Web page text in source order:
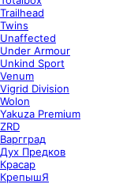
Trailhead
Twins
Unaffected
Under Armour
Unkind Sport
Venum
Vigrid Division
Wolon
Yakuza Premium
ZRD
Варгград
Дух Предков
Красар
КрепышЯ